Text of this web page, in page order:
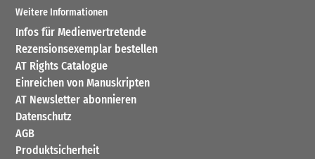
Weitere Informationen
Infos für Medienvertretende
Rezensionsexemplar bestellen
AT Rights Catalogue
Einreichen von Manuskripten
AT Newsletter abonnieren
Datenschutz
AGB
Produktsicherheit